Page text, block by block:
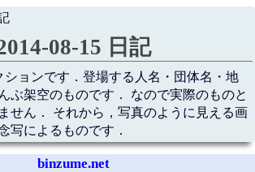
08-15 日記
ションです．登場する人名・団体名・地
ぶ架空のものです． なので実際のものと
せん． それから，写真のように見える画
写によるものです．
binzume.net